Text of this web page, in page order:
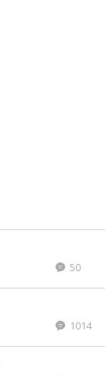
50
1014